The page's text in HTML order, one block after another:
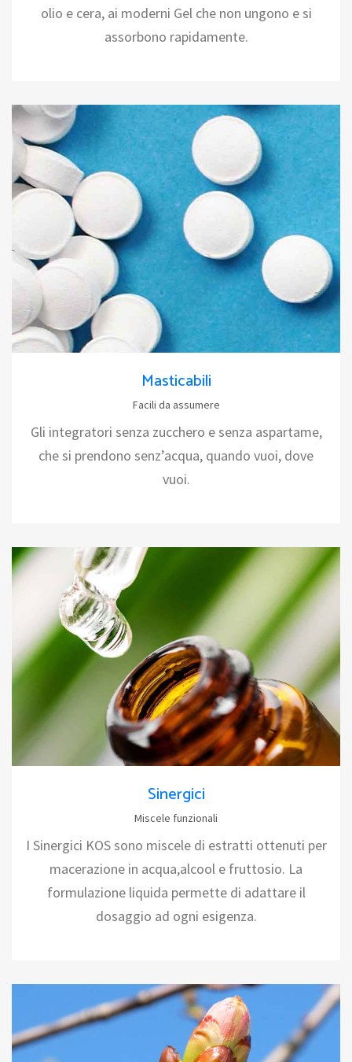
olio e cera, ai moderni Gel che non ungono e si
assorbono rapidamente.
Masticabili
Facili da assumere
Gli integratori senza zucchero e senza aspartame,
che si prendono senz’acqua, quando vuoi, dove
vuoi.
Sinergici
Miscele funzionali
I Sinergici KOS sono miscele di estratti ottenuti per
macerazione in acqua,alcool e fruttosio. La
formulazione liquida permette di adattare il
dosaggio ad ogni esigenza.